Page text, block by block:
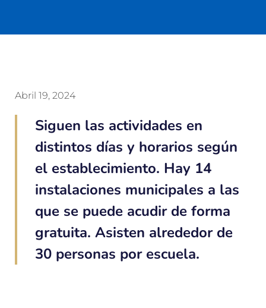
Abril 19, 2024
Siguen las actividades en
distintos días y horarios según
el establecimiento. Hay 14
instalaciones municipales a las
que se puede acudir de forma
gratuita. Asisten alrededor de
30 personas por escuela.